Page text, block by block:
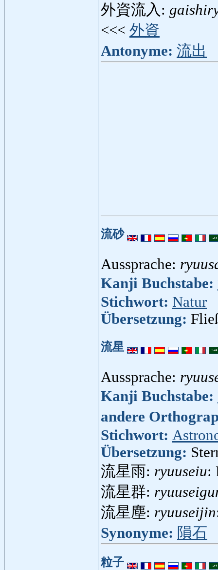
外資流入:
<<< 外資
Antonyme: 流出
流砂
Aussprache:
Kanji Buchstabe:
Stichwort: Natur
Übersetzung:
流星
Aussprache:
Kanji Buchstabe:
andere
Stichwort:
Übersetzung:
流星雨: ryuuseiu:
流星群:
流星塵: ryuuseijin
Synonyme: 隕石
粒子